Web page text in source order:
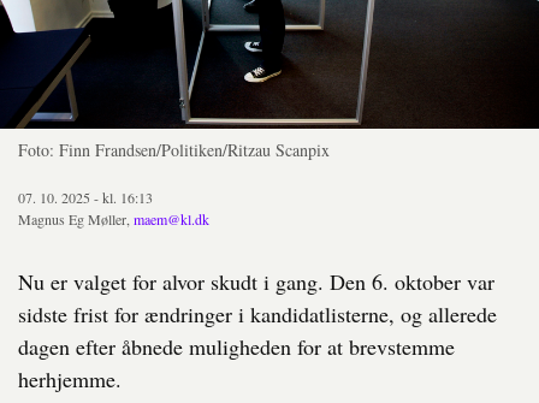
Foto: Finn Frandsen/Politiken/Ritzau Scanpix
07. 10. 2025 - kl. 16:13
Magnus Eg Møller, maem@kl.dk
Nu er valget for alvor skudt i gang. Den 6. oktober var
sidste frist for ændringer i kandidatlisterne, og allerede
dagen efter åbnede muligheden for at brevstemme
herhjemme.